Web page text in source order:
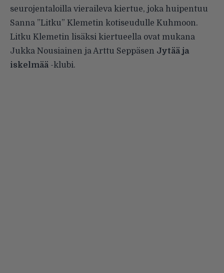
seurojentaloilla vieraileva kiertue, joka huipentuu
Sanna ”Litku” Klemetin kotiseudulle Kuhmoon.
Litku Klemetin lisäksi kiertueella ovat mukana
Jukka Nousiainen ja Arttu Seppäsen Jytää ja
iskelmää -klubi.